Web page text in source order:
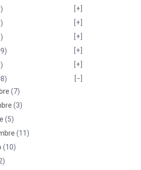
(7)
(3)
(5)
(11)
(10)